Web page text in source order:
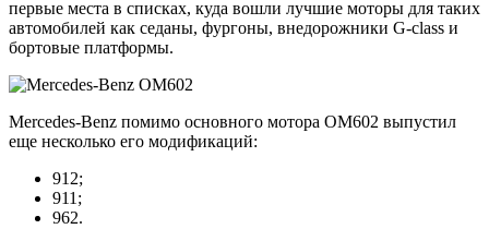
первые места в списках, куда вошли лучшие моторы для таких
автомобилей как седаны, фургоны, внедорожники G-class и
бортовые платформы.
Mercedes-Benz помимо основного мотора OM602 выпустил
еще несколько его модификаций:
912;
911;
962.